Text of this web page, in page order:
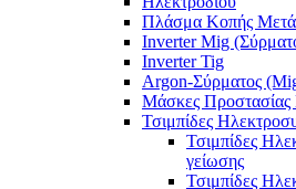
Πλάσμα Κοπής
Inverter Mig
Inverter Tig
Argon-Σύρματος
Μάσκες Προστασίας
Τσιμπίδες
Τσιμπίδες
γείωσης
Τσιμπίδες